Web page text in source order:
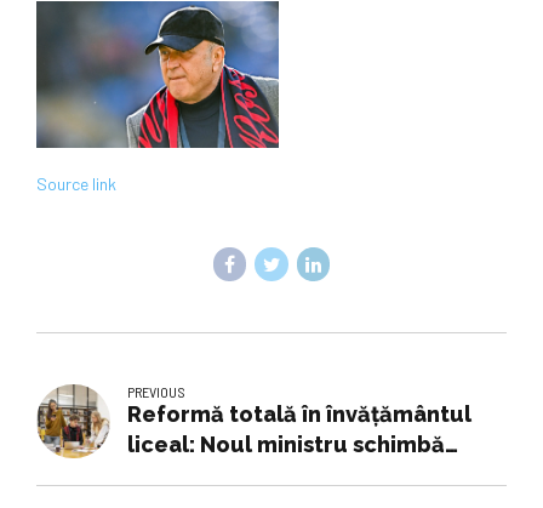
Source link
PREVIOUS
Reformă totală în învățământul
liceal: Noul ministru schimbă